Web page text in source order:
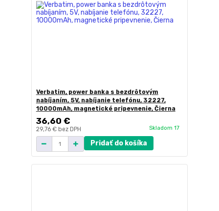
Verbatim, power banka s bezdrôtovým
nabíjaním, 5V, nabíjanie telefónu, 32227,
10000mAh, magnetické pripevnenie, Čierna
36,60 €
29,76 € bez DPH Skladom 17
Pridať do košíka